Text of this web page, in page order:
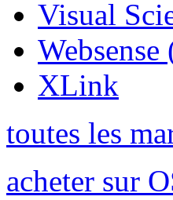
Visual
XLink
toutes les
acheter sur